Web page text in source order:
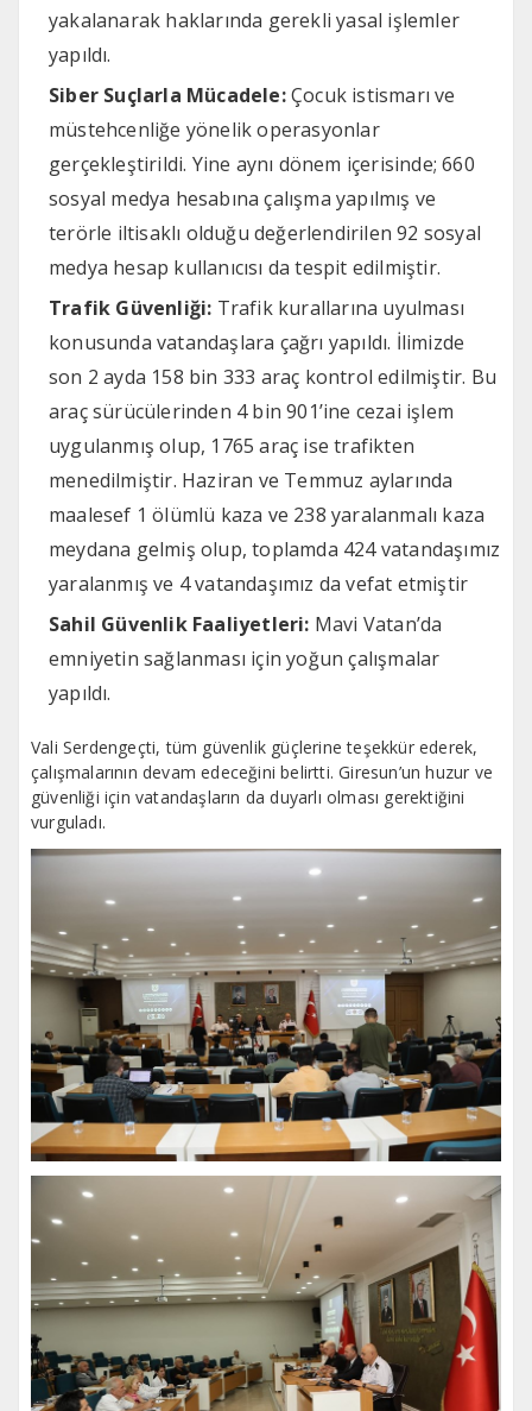
yakalanarak haklarında gerekli yasal işlemler
yapıldı.
Siber Suçlarla Mücadele:Çocuk istismarı ve
müstehcenliğe yönelik operasyonlar
gerçekleştirildi. Yine aynı dönem içerisinde; 660
sosyal medya hesabına çalışma yapılmış ve
terörle iltisaklı olduğu değerlendirilen 92 sosyal
medya hesap kullanıcısı da tespit edilmiştir.
Trafik Güvenliği: Trafik kurallarına uyulması
konusunda vatandaşlara çağrı yapıldı. İlimizde
son 2 ayda 158 bin 333 araç kontrol edilmiştir. Bu
araç sürücülerinden 4 bin 901’ine cezai işlem
uygulanmış olup, 1765 araç ise trafikten
menedilmiştir. Haziran ve Temmuz aylarında
maalesef 1 ölümlü kaza ve 238 yaralanmalı kaza
meydana gelmiş olup, toplamda 424 vatandaşımız
yaralanmış ve 4 vatandaşımız da vefat etmiştir
Sahil Güvenlik Faaliyetleri: Mavi Vatan’da
emniyetin sağlanması için yoğun çalışmalar
yapıldı.
Vali Serdengeçti, tüm güvenlik güçlerine teşekkür ederek,
çalışmalarının devam edeceğini belirtti. Giresun’un huzur ve
güvenliği için vatandaşların da duyarlı olması gerektiğini
vurguladı.